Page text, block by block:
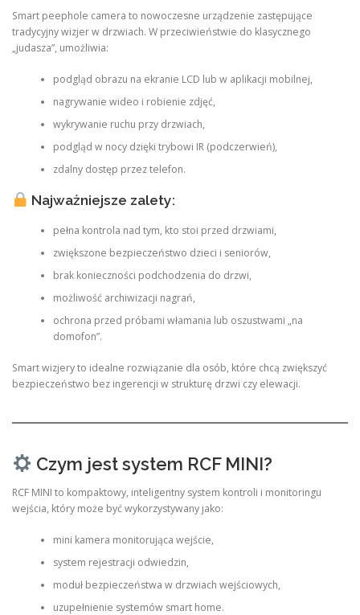
Smart peephole camera to nowoczesne urządzenie zastępujące
tradycyjny wizjer w drzwiach. W przeciwieństwie do klasycznego
„judasza”, umożliwia:
podgląd obrazu na ekranie LCD lub w aplikacji mobilnej,
nagrywanie wideo i robienie zdjęć,
wykrywanie ruchu przy drzwiach,
podgląd w nocy dzięki trybowi IR (podczerwień),
zdalny dostęp przez telefon.
Najważniejsze zalety:
pełna kontrola nad tym, kto stoi przed drzwiami,
zwiększone bezpieczeństwo dzieci i seniorów,
brak konieczności podchodzenia do drzwi,
możliwość archiwizacji nagrań,
ochrona przed próbami włamania lub oszustwami „na
domofon”.
Smart wizjery to idealne rozwiązanie dla osób, które chcą zwiększyć
bezpieczeństwo bez ingerencji w strukturę drzwi czy elewacji.
Czym jest system RCF MINI?
RCF MINI to kompaktowy, inteligentny system kontroli i monitoringu
wejścia, który może być wykorzystywany jako:
mini kamera monitorująca wejście,
system rejestracji odwiedzin,
moduł bezpieczeństwa w drzwiach wejściowych,
uzupełnienie systemów smart home.